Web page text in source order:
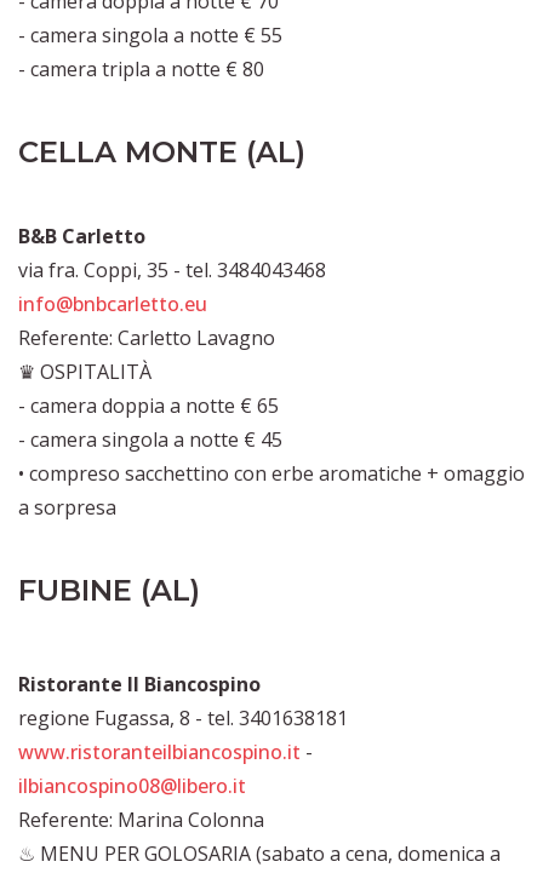
- camera singola a notte € 55
- camera tripla a notte € 80
CELLA MONTE (AL)
B&B Carletto
via fra. Coppi, 35 - tel. 3484043468
info@bnbcarletto.eu
Referente: Carletto Lavagno
♛ OSPITALITÀ
- camera doppia a notte € 65
- camera singola a notte € 45
• compreso sacchettino con erbe aromatiche + omaggio
a sorpresa
FUBINE (AL)
Ristorante Il Biancospino
regione Fugassa, 8 - tel. 3401638181
www.ristoranteilbiancospino.it -
ilbiancospino08@libero.it
Referente: Marina Colonna
♨ MENU PER GOLOSARIA (sabato a cena, domenica a